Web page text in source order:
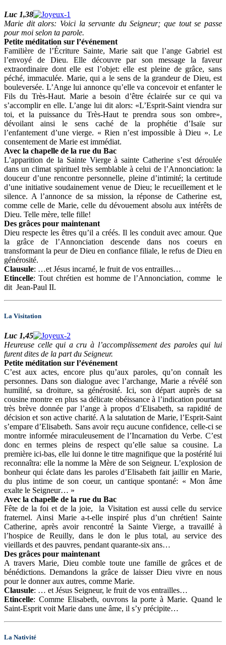
Luc 1,38
Marie dit alors: Voici la servante du Seigneur; que tout se passe
pour moi selon ta parole.
Petite méditation sur l’événement
Familière de l’Écriture Sainte, Marie sait que l’ange Gabriel est
l’envoyé de Dieu. Elle découvre par son message la faveur
extraordinaire dont elle est l’objet: elle est pleine de grâce, sans
péché, immaculée. Marie, qui a le sens de la grandeur de Dieu, est
bouleversée. L’Ange lui annonce qu’elle va concevoir et enfanter le
Fils du Très-Haut. Marie a besoin d’être éclairée sur ce qui va
s’accomplir en elle. L’ange lui dit alors: «L’Esprit-Saint viendra sur
toi, et la puissance du Très-Haut te prendra sous son ombre»,
dévoilant ainsi le sens caché de la prophétie d’Isaïe sur
l’enfantement d’une vierge. « Rien n’est impossible à Dieu ». Le
consentement de Marie est immédiat.
Avec la chapelle de la rue du Bac
L’apparition de la Sainte Vierge à sainte Catherine s’est déroulée
dans un climat spirituel très semblable à celui de l’Annonciation: la
douceur d’une rencontre personnelle, pleine d’intimité; la certitude
d’une initiative soudainement venue de Dieu; le recueillement et le
silence. A l’annonce de sa mission, la réponse de Catherine est,
comme celle de Marie, celle du dévouement absolu aux intérêts de
Dieu. Telle mère, telle fille!
Des grâces pour maintenant
Dieu respecte les êtres qu’il a créés. Il les conduit avec amour. Que
la grâce de l’Annonciation descende dans nos coeurs en
transformant la peur de Dieu en confiance filiale, le refus de Dieu en
générosité.
Clausule: …et Jésus incarné, le fruit de vos entrailles…
Etincelle: Tout chrétien est homme de l’Annonciation, comme le
dit Jean-Paul II.
La Visitation
Luc 1,45
Heureuse celle qui a cru à l’accomplissement des paroles qui lui
furent dites de la part du Seigneur.
Petite méditation sur l’événement
C’est aux actes, encore plus qu’aux paroles, qu’on connaît les
personnes. Dans son dialogue avec l’archange, Marie a révélé son
humilité, sa droiture, sa générosité. Ici, son départ auprès de sa
cousine montre en plus sa délicate obéissance à l’indication pourtant
très brève donnée par l’ange à propos d’Elisabeth, sa rapidité de
décision et son active charité. A la salutation de Marie, l’Esprit-Saint
s’empare d’Elisabeth. Sans avoir reçu aucune confidence, celle-ci se
montre informée miraculeusement de l’Incarnation du Verbe. C’est
donc en termes pleins de respect qu’elle salue sa cousine. La
première ici-bas, elle lui donne le titre magnifique que la postérité lui
reconnaîtra: elle la nomme la Mère de son Seigneur. L’explosion de
bonheur qui éclate dans les paroles d’Elisabeth fait jaillir en Marie,
du plus intime de son coeur, un cantique spontané: « Mon âme
exalte le Seigneur… »
Avec la chapelle de la rue du Bac
Fête de la foi et de la joie, la Visitation est aussi celle du service
fraternel. Ainsi Marie a-t-elle inspiré plus d’un chrétien! Sainte
Catherine, après avoir rencontré la Sainte Vierge, a travaillé à
l’hospice de Reuilly, dans le don le plus total, au service des
vieillards et des pauvres, pendant quarante-six ans…
Des grâces pour maintenant
A travers Marie, Dieu comble toute une famille de grâces et de
bénédictions. Demandons la grâce de laisser Dieu vivre en nous
pour le donner aux autres, comme Marie.
Clausule: … et Jésus Seigneur, le fruit de vos entrailles…
Etincelle: Comme Elisabeth, ouvrons la porte à Marie. Quand le
Saint-Esprit voit Marie dans une âme, il s’y précipite…
La Nativité